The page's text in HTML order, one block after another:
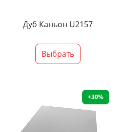
Дуб Каньон U2157
Выбрать
+30%